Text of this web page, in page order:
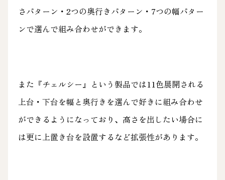
さパターン・2つの奥行きパターン・7つの幅パター
ンで選んで組み合わせができます。
また『チェルシー』という製品では11色展開される
上台・下台を幅と奥行きを選んで好きに組み合わせ
ができるようになっており、高さを出したい場合に
は更に上置き台を設置するなど拡張性があります。